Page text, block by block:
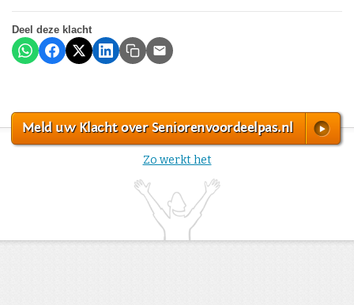
Deel deze klacht
Meld uw Klacht over Seniorenvoordeelpas.nl
Zo werkt het